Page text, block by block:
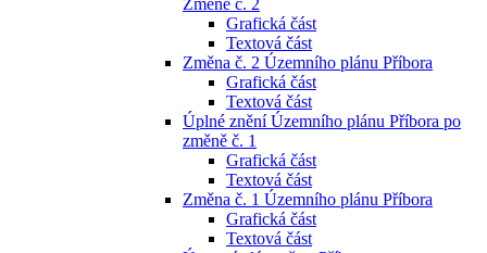
Změně č. 2
Grafická část
Textová část
Změna č. 2 Územního plánu Příbora
Grafická část
Textová část
Úplné znění Územního plánu Příbora po
změně č. 1
Grafická část
Textová část
Změna č. 1 Územního plánu Příbora
Grafická část
Textová část